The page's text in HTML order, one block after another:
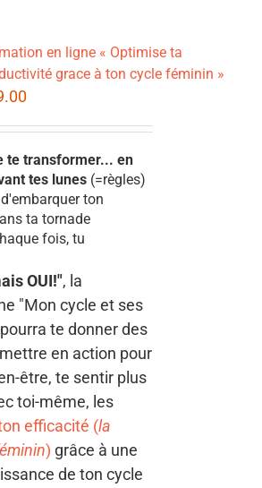
en ligne « Optimise ta
grace à ton cycle féminin »
te transformer... en
tes lunes (=règles)
ton
ta tornade
fois, tu
OUI!", la
"Mon cycle et ses
te donner des
en action pour
être, te sentir plus
toi-même, les
efficacité (la
) grâce à une
de ton cycle